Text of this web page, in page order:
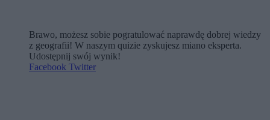
Brawo, możesz sobie pogratulować naprawdę dobrej wiedzy
z geografii! W naszym quizie zyskujesz miano eksperta.
Udostępnij swój wynik!
Facebook Twitter